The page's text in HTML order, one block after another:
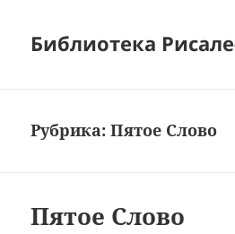
Библиотека
Рубрика:Пятое Слово
Пятое Слово